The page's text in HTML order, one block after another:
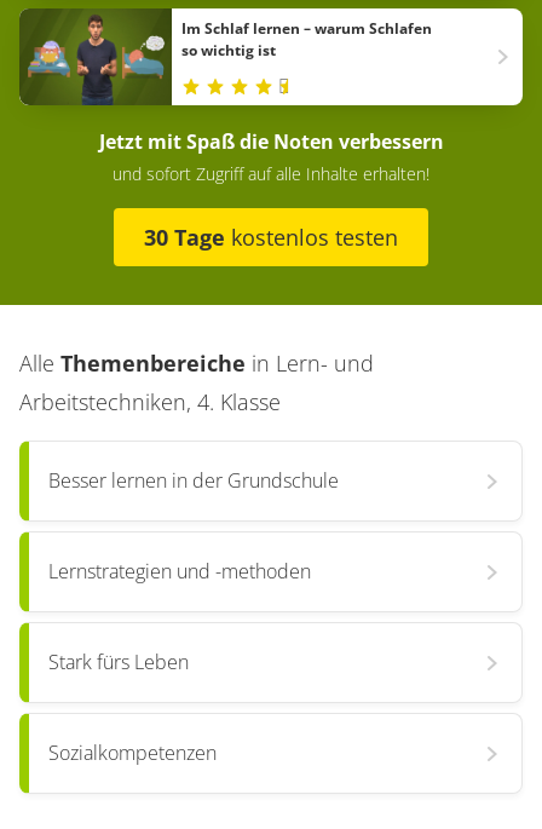
Im Schlaf lernen – warum Schlafen
so wichtig ist
Jetzt mit Spaß die Noten verbessern
und sofort Zugriff auf alle Inhalte erhalten!
30 Tage kostenlos testen
Alle Themenbereiche in Lern- und
Arbeitstechniken, 4. Klasse
Besser lernen in der Grundschule
Lernstrategien und -methoden
Stark fürs Leben
Sozialkompetenzen